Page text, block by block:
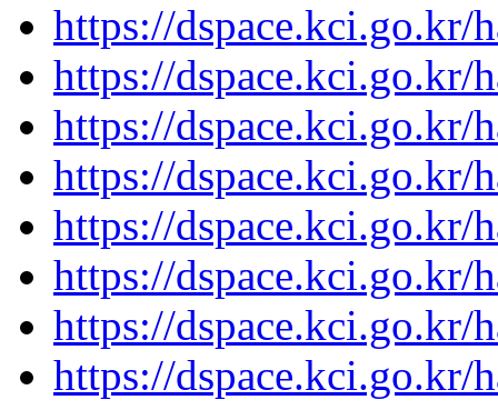
https://dspace.kci.go.kr/
https://dspace.kci.go.kr/
https://dspace.kci.go.kr/
https://dspace.kci.go.kr/
https://dspace.kci.go.kr/
https://dspace.kci.go.kr/
https://dspace.kci.go.kr/
https://dspace.kci.go.kr/